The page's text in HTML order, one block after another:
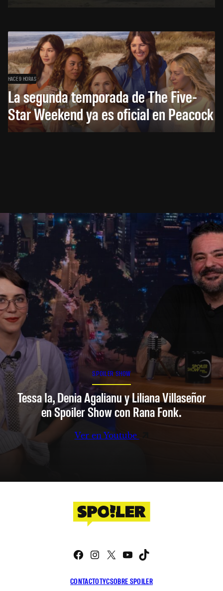
HACE 9 HORAS
La segunda temporada de The Five-
Star Weekend ya es oficial en Peacock
SPOILER SHOW
Tessa Ia, Denia Agalianu y Liliana Villaseñor
en Spoiler Show con Rana Fonk.
Ver en Youtube
CONTACTOTYCSOBRE SPOILER
Facebook
Instagram
X YouTube